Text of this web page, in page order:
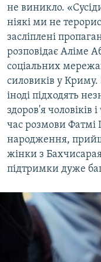
не виникло.
ніякі ми не
засліплені
розповідає Аліме
соціальних
силовиків у Криму.
іноді підходять
здоров'я чоловіків
час розмови Фатмі
народження,
жінки з
підтримки дуже